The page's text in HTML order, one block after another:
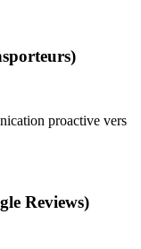
proactive vers
Reviews)